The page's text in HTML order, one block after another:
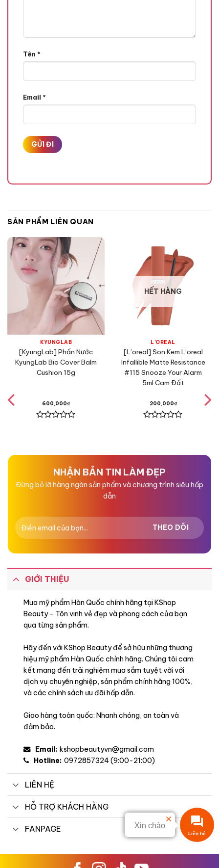
Tên *
Email *
SẢN PHẨM LIÊN QUAN
KYUNGLAB
[KyungLab] Phấn Nước
KyungLab Bio Cover Balm
Cushion 15g
600,000₫
5
HẾT HÀNG
L'OREAL
[L’oreal] Son Kem L’oreal
Infallible Matte Resistance
#115 Snooze Your Alarm
5ml Cam Đất
200,000₫
5
Liên hệ
Xin chào
NHẬN BẢN TIN LÀM ĐẸP
Đừng bỏ lỡ hàng ngàn sản phẩm và chương trình siêu hấp
dẫn
GIỚI THIỆU
Mua mỹ phẩm Hàn Quốc chính hãng tại KShop
Beauty - Tôn vinh vẻ đẹp và phong cách của bạn
qua từng sản phẩm.
Hãy đến với KShop Beauty để sở hữu những thương
hiệu mỹ phẩm Hàn Quốc chính hãng. Chúng tôi cam
kết mang đến trải nghiệm mua sắm tuyệt vời với
dịch vụ chuyên nghiệp, sản phẩm chính hãng 100%,
và các chính sách ưu đãi hấp dẫn.
Giao hàng toàn quốc: Nhanh chóng, an toàn và
đảm bảo.
Email: kshopbeautyvn@gmail.com
Hotline: 0972857324 (9:00-21:00)
LIÊN HỆ
HỖ TRỢ KHÁCH HÀNG
FANPAGE